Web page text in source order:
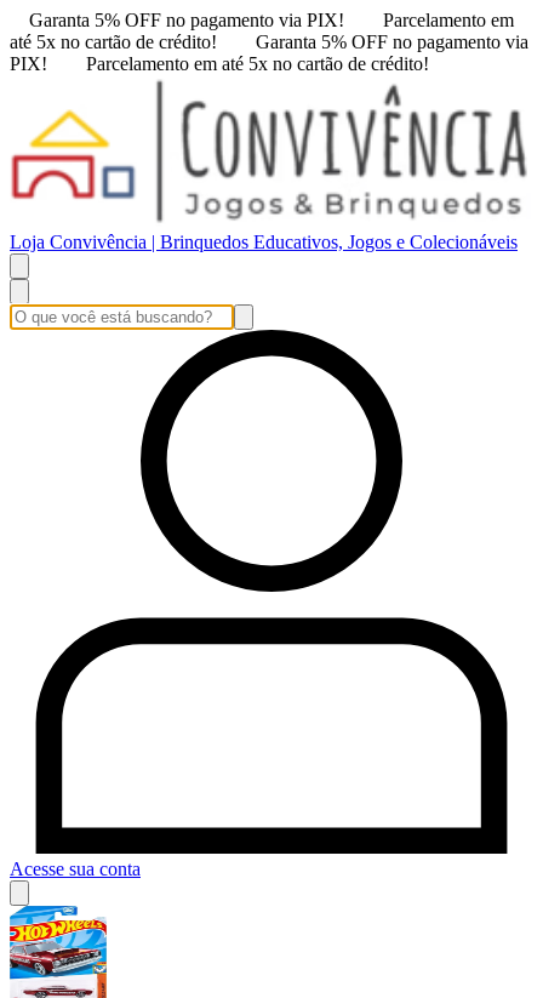
Garanta 5% OFF no pagamento via PIX!
Parcelamento em
até 5x no cartão de crédito!
Garanta 5% OFF no pagamento via
PIX!
Parcelamento em até 5x no cartão de crédito!
Loja Convivência | Brinquedos Educativos, Jogos e Colecionáveis
Acesse sua conta